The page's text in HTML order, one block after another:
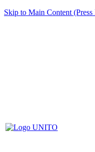
Skip to Main Content (Press